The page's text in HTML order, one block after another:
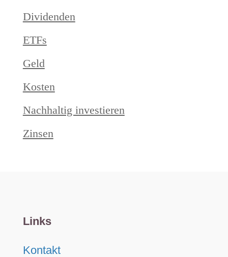
Dividenden
ETFs
Geld
Kosten
Nachhaltig investieren
Zinsen
Links
Kontakt